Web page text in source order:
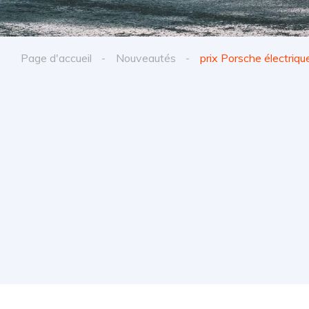
Page d'accueil Nouveautés prix Porsche